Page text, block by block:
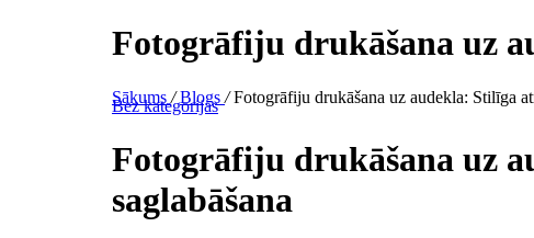
Fotogrāfiju drukāšana uz
Sākums /Blogs /Fotogrāfiju drukāšana uz audekla: Stilīga
Bez kategorijas
Fotogrāfiju drukāšana uz
saglabāšana